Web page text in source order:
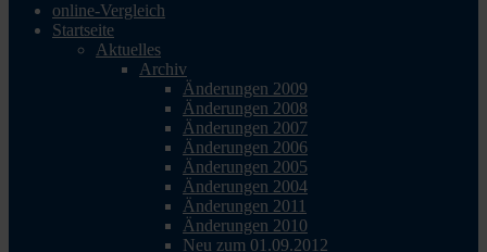
online-Vergleich
Startseite
Aktuelles
Archiv
Änderungen 2009
Änderungen 2008
Änderungen 2007
Änderungen 2006
Änderungen 2005
Änderungen 2004
Änderungen 2011
Änderungen 2010
Neu zum 01.09.2012